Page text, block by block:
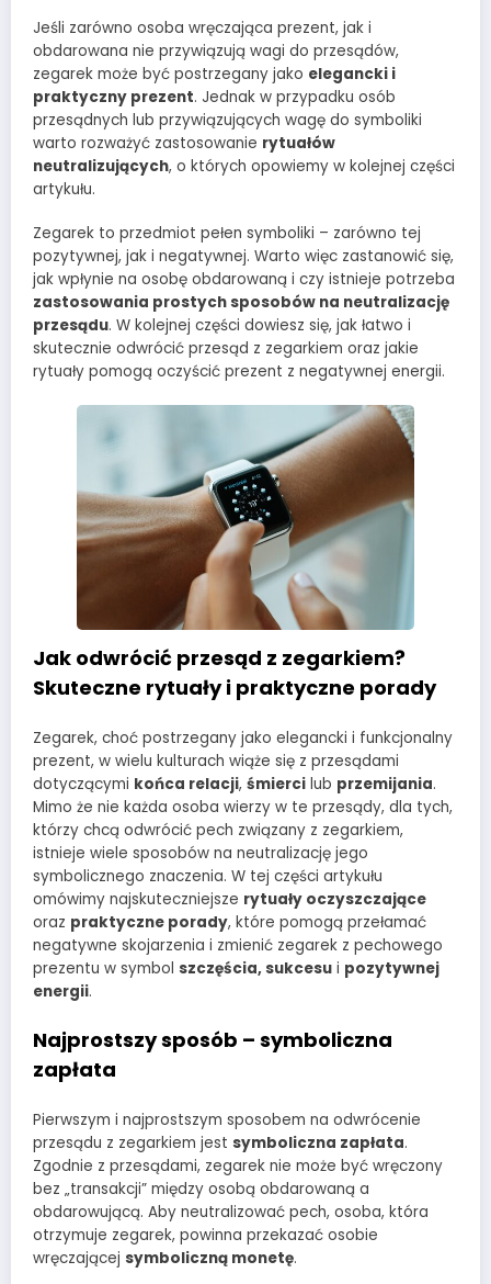
Jeśli zarówno osoba wręczająca prezent, jak i
obdarowana nie przywiązują wagi do przesądów,
zegarek może być postrzegany jako elegancki i
praktyczny prezent. Jednak w przypadku osób
przesądnych lub przywiązujących wagę do symboliki
warto rozważyć zastosowanie rytuałów
neutralizujących, o których opowiemy w kolejnej części
artykułu.
Zegarek to przedmiot pełen symboliki – zarówno tej
pozytywnej, jak i negatywnej. Warto więc zastanowić się,
jak wpłynie na osobę obdarowaną i czy istnieje potrzeba
zastosowania prostych sposobów na neutralizację
przesądu. W kolejnej części dowiesz się, jak łatwo i
skutecznie odwrócić przesąd z zegarkiem oraz jakie
rytuały pomogą oczyścić prezent z negatywnej energii.
Jak odwrócić przesąd z zegarkiem?
Skuteczne rytuały i praktyczne porady
Zegarek, choć postrzegany jako elegancki i funkcjonalny
prezent, w wielu kulturach wiąże się z przesądami
dotyczącymi końca relacji, śmierci lub przemijania.
Mimo że nie każda osoba wierzy w te przesądy, dla tych,
którzy chcą odwrócić pech związany z zegarkiem,
istnieje wiele sposobów na neutralizację jego
symbolicznego znaczenia. W tej części artykułu
omówimy najskuteczniejsze rytuały oczyszczające
oraz praktyczne porady, które pomogą przełamać
negatywne skojarzenia i zmienić zegarek z pechowego
prezentu w symbol szczęścia, sukcesu i pozytywnej
energii.
Najprostszy sposób – symboliczna
zapłata
Pierwszym i najprostszym sposobem na odwrócenie
przesądu z zegarkiem jest symboliczna zapłata.
Zgodnie z przesądami, zegarek nie może być wręczony
bez „transakcji” między osobą obdarowaną a
obdarowującą. Aby neutralizować pech, osoba, która
otrzymuje zegarek, powinna przekazać osobie
wręczającej symboliczną monetę.